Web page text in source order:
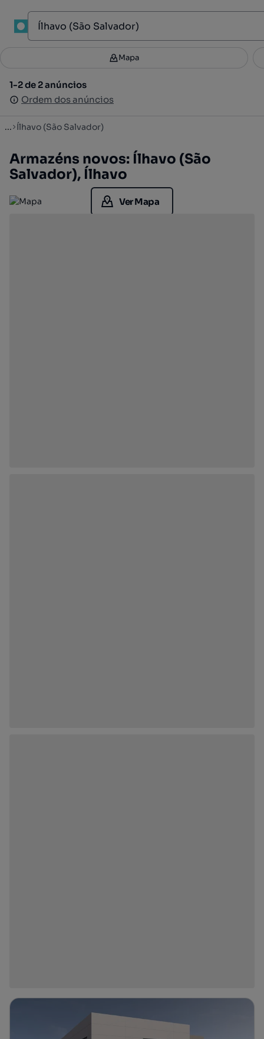
Filtros 3
1-2 de 2 anúncios
Ordem dos anúncios
Mapa
1-2 de 2 anúncios
Ordem dos anúncios
... Ílhavo (São Salvador)
Armazéns novos: Ílhavo (São
Salvador), Ílhavo
Ver Mapa